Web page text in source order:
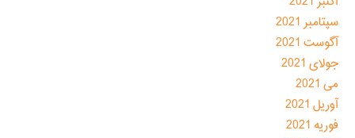
سپتامبر 2021
آگوست 2021
جولای 2021
می 2021
آوریل 2021
فوریه 2021